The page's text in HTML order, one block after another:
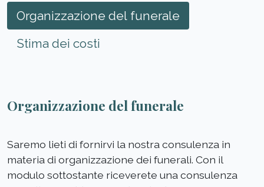
Organizzazione del funerale
Stima dei costi
Organizzazione del funerale
Saremo lieti di fornirvi la nostra consulenza in
materia di organizzazione dei funerali. Con il
modulo sottostante riceverete una consulenza